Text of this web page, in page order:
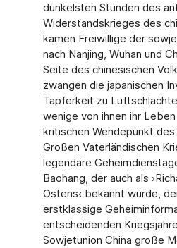
dunkelsten Stunden des
Widerstandskrieges des
kamen Freiwillige der
nach Nanjing, Wuhan und
Seite des chinesischen
zwangen die japanischen
Tapferkeit zu
wenige von ihnen ihr
kritischen Wendepunkt
Großen Vaterländischen
legendäre
Baohang, der auch als
Ostens‹ bekannt wurde,
erstklassige
entscheidenden
Sowjetunion China große